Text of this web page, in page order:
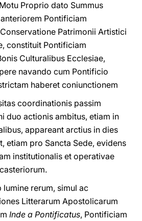
Proprio dato Summus
Pontificiam
Patrimonii Artistici
constituit Pontificiam
Culturalibus Ecclesiae,
navando cum Pontificio
haberet coniunctionem
coordinationis passim
duo actionis ambitus, etiam in
appareant arctius in dies
etiam pro Sancta Sede, evidens
institutionalis et operativae
lumine rerum, simul ac
Litterarum Apostolicarum
Inde a Pontificatus, Pontificiam